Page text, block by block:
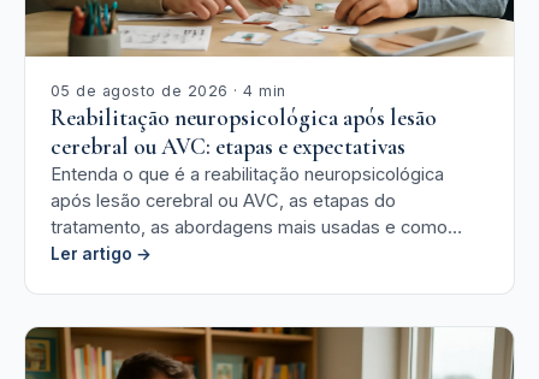
05 de agosto de 2026 · 4 min
Reabilitação neuropsicológica após lesão
cerebral ou AVC: etapas e expectativas
Entenda o que é a reabilitação neuropsicológica
após lesão cerebral ou AVC, as etapas do
tratamento, as abordagens mais usadas e como
acompanhar a evolução clínica.
Ler artigo